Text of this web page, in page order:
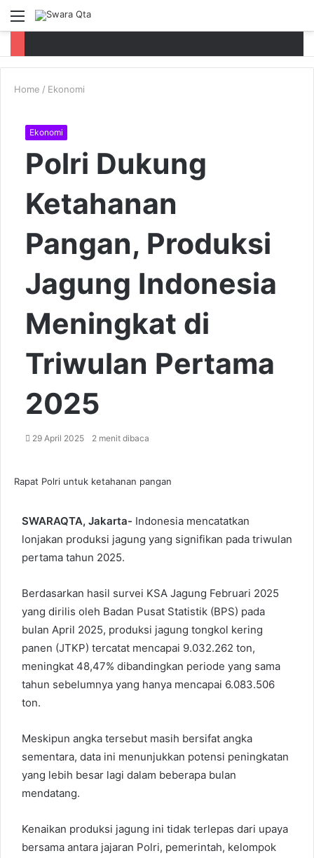
Menu
Home / Ekonomi
Ekonomi
Polri Dukung
Ketahanan
Pangan, Produksi
Jagung Indonesia
Meningkat di
Triwulan Pertama
2025
29 April 2025 2 menit dibaca
Rapat Polri untuk ketahanan pangan
SWARAQTA, Jakarta- Indonesia mencatatkan
lonjakan produksi jagung yang signifikan pada triwulan
pertama tahun 2025.
Berdasarkan hasil survei KSA Jagung Februari 2025
yang dirilis oleh Badan Pusat Statistik (BPS) pada
bulan April 2025, produksi jagung tongkol kering
panen (JTKP) tercatat mencapai 9.032.262 ton,
meningkat 48,47% dibandingkan periode yang sama
tahun sebelumnya yang hanya mencapai 6.083.506
ton.
Meskipun angka tersebut masih bersifat angka
sementara, data ini menunjukkan potensi peningkatan
yang lebih besar lagi dalam beberapa bulan
mendatang.
Kenaikan produksi jagung ini tidak terlepas dari upaya
bersama antara jajaran Polri, pemerintah, kelompok